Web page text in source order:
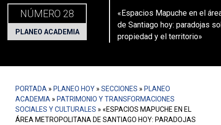
NÚMERO 28
PLANEO ACADEMIA
«Espacios Mapuche en el
de Santiago hoy: paradojas
propiedad y el territorio»
PORTADA » PLANEO HOY » SECCIONES » PLANEO
ACADEMIA » PATRIMONIO Y TRANSFORMACIONES
SOCIALES Y CULTURALES » «ESPACIOS MAPUCHE EN EL
ÁREA METROPOLITANA DE SANTIAGO HOY: PARADOJAS